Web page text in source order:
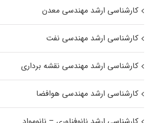
کارشناسی ارشد مهندسی معدن
کارشناسی ارشد مهندسی نفت
کارشناسی ارشد مهندسی نقشه برداری
کارشناسی ارشد مهندسی هوافضا